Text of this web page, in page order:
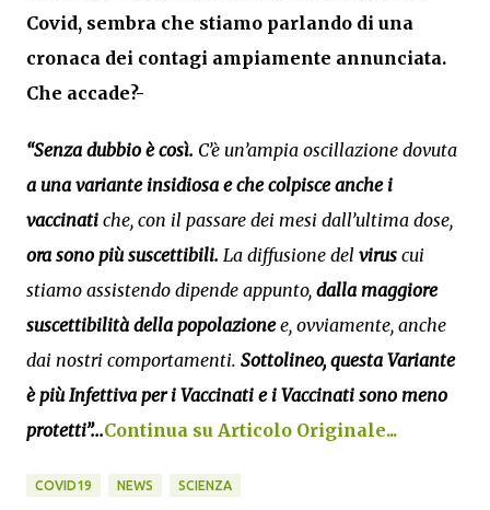
Covid, sembra che stiamo parlando di una
cronaca dei contagi ampiamente annunciata.
Che accade?-
“Senza dubbio è così. C’è un’ampia oscillazione dovuta
a una variante insidiosa e che colpisce anche i
vaccinati che, con il passare dei mesi dall’ultima dose,
ora sono più suscettibili. La diffusione del virus cui
stiamo assistendo dipende appunto, dalla maggiore
suscettibilità della popolazionee, ovviamente, anche
dai nostri comportamenti. Sottolineo, questa Variante
è più Infettiva per i Vaccinati e i Vaccinati sono meno
protetti”...Continua su Articolo Originale...
COVID19 NEWS SCIENZA